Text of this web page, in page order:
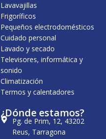
,
6
€
.
Lavavajillas
Frigoríficos
Pequeños electrodomésticos
Cuidado personal
Lavado y secado
Televisores, informática y
sonido
Climatización
Termos y calentadores
¿Dónde estamos?
Pg. de Prim, 12, 43202
Reus, Tarragona